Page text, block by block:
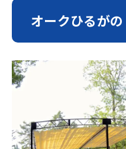
オークひるがの